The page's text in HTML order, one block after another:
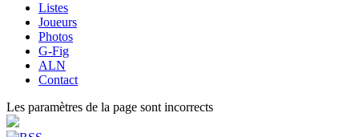
Listes
Joueurs
Photos
G-Fig
ALN
Contact
Les paramètres de la page sont incorrects